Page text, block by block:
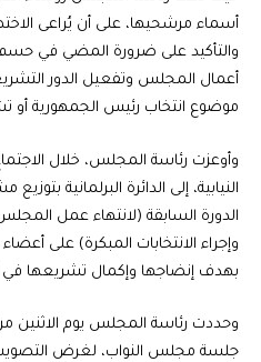
أسماء مرشحيها، على أن يُراعى
والتأكيد على ضرورة المضي في
أعمال المجلس وتفعيل الدور
موضوع انتخاب رئيس الجمهورية أو
وأوعزت رئاسة المجلس، خلال
النيابية، إلى الدائرة البرلمانية
الدورة السابقة (لانتهاء عمل المجلس
وإجراء الانتخابات المبكرة) على
بهدف إنضاجها وإكمال تشريعها في
وحددت رئاسة المجلس يوم الاثنين
جلسة مجلس النواب، لغرض التصويت